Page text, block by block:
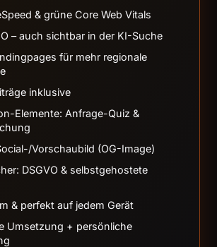
& grüne Core Web Vitals
– auch sichtbar in der KI-Suche
für mehr regionale
inklusive
Elemente: Anfrage-Quiz &
Vorschaubild (OG-Image)
DSGVO & selbstgehostete
& perfekt auf jedem Gerät
Umsetzung + persönliche